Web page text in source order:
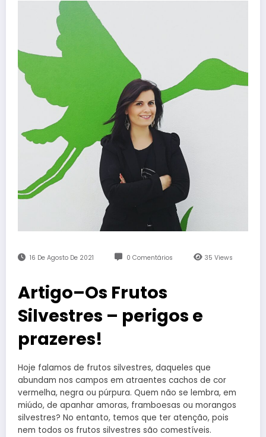
16 De Agosto De 2021 0 Comentários 35Views
Artigo–Os Frutos
Silvestres – perigos e
prazeres!
Hoje falamos de frutos silvestres, daqueles que
abundam nos campos em atraentes cachos de cor
vermelha, negra ou púrpura. Quem não se lembra, em
miúdo, de apanhar amoras, framboesas ou morangos
silvestres? No entanto, temos que ter atenção, pois
nem todos os frutos silvestres são comestíveis.